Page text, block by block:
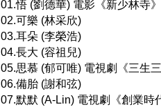
01.悟 (劉德華) 電影《新少林寺
02.可樂 (林采欣)
03.耳朵 (李榮浩)
04.長大 (容祖兒)
05.思慕 (郁可唯) 電視劇《三生
06.備胎 (謝和弦)
07.默默 (A-Lin) 電視劇《創業時